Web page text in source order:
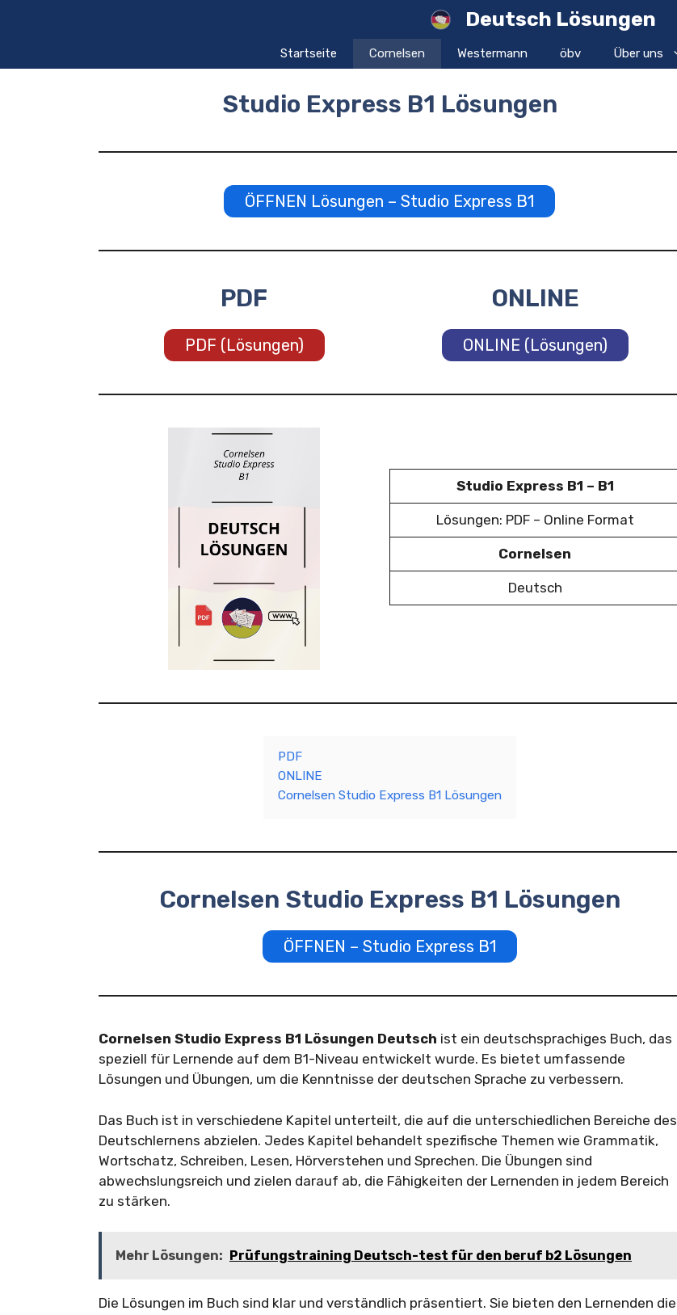
Deutsch Lösungen
Startseite Cornelsen Westermann öbv Über uns
Studio Express B1 Lösungen
ÖFFNEN Lösungen – Studio Express B1
PDF
PDF (Lösungen)
ONLINE
ONLINE (Lösungen)
Studio Express B1 – B1
Lösungen: PDF – Online Format
Cornelsen
Deutsch
PDF
ONLINE
Cornelsen Studio Express B1 Lösungen
Cornelsen Studio Express B1 Lösungen
ÖFFNEN – Studio Express B1
Cornelsen Studio Express B1 Lösungen Deutsch ist ein deutschsprachiges Buch, das
speziell für Lernende auf dem B1-Niveau entwickelt wurde. Es bietet umfassende
Lösungen und Übungen, um die Kenntnisse der deutschen Sprache zu verbessern.
Das Buch ist in verschiedene Kapitel unterteilt, die auf die unterschiedlichen Bereiche des
Deutschlernens abzielen. Jedes Kapitel behandelt spezifische Themen wie Grammatik,
Wortschatz, Schreiben, Lesen, Hörverstehen und Sprechen. Die Übungen sind
abwechslungsreich und zielen darauf ab, die Fähigkeiten der Lernenden in jedem Bereich
zu stärken.
Mehr Lösungen: Prüfungstraining Deutsch-test für den beruf b2 Lösungen
Die Lösungen im Buch sind klar und verständlich präsentiert. Sie bieten den Lernenden die